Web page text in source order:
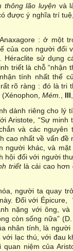
thông lão luyện và
được ý nghĩa trí
: ở một
của con người đối
Héraclite sử dụng
triết là chỗ “nhận
tính nhất thể
rõ ràng : đó là tri
Mém. III
dành riêng cho lý
Aristote, “Sự
và các nguyên
cao nhất về vấn đề
người khác, và
hội đối với người
triếtlà cái cao hơn
người ta quay
Đối với Épicure,
nặng với ông,
còn sống nữa”
nhân tính, là
lạc thú, với đau
quan niệm của